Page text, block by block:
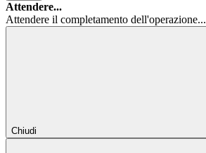
Attendere...
Attendere il completamento dell'operazione...
Chiudi